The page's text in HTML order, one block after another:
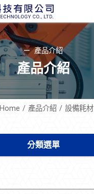
產品介紹
產品介紹
Home 產品介紹 設備耗材
分類選單